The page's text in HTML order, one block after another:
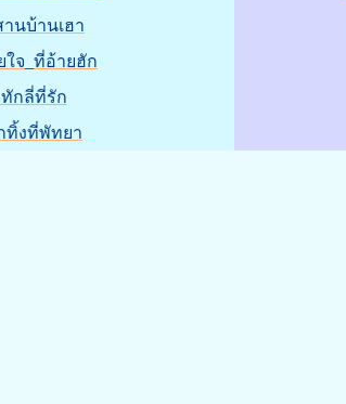
นบ้านเฮา
ใจ_ที่อ้ายฮัก
ทักลี่ที่รัก
ทิ้งที่พัทยา